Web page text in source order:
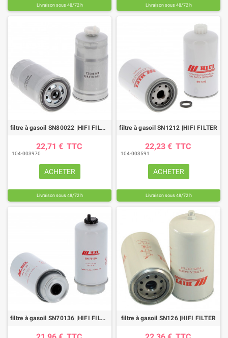
Livraison sous 48/72 h Livraison sous 48/72 h
filtre à gasoil SN80022 |HIFI FILTER
22,71 € TTC
104-003970
ACHETER
Livraison sous 48/72 h
filtre à gasoil SN1212 |HIFI FILTER
22,23 € TTC
104-003591
ACHETER
Livraison sous 48/72 h
filtre à gasoil SN70136 |HIFI FILTER filtre à gasoil SN126 |HIFI FILTER